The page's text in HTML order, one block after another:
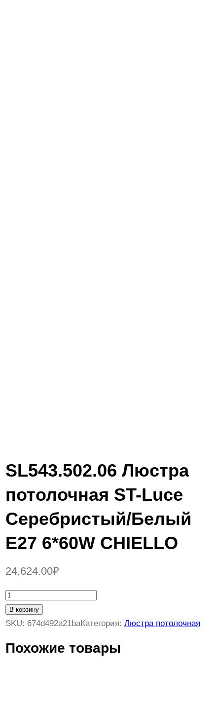
SL543.502.06 Люстра
потолочная ST-Luce
Серебристый/Белый
E27 6*60W CHIELLO
24,624.00₽
К
о
л
ч
В корзину
SKU: 674d492a21baКатегория: Люстра потолочная
Похожие товары